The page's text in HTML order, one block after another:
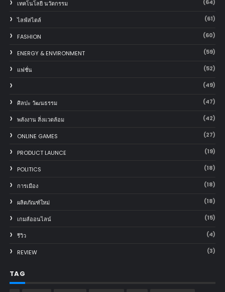
เทคโนโลยี นวัตกรรม (64)
ไลฟ์สไตล์ (61)
FASHION (60)
ENERGY & ENVIRONMENT (59)
แฟชั่น (52)
(49)
ศิลปะ วัฒนธรรม (47)
พลังงาน สิ่งแวดล้อม (42)
ONLINE GAMES (27)
PRODUCT LAUNCE (19)
POLITICS (18)
การเมือง (18)
ผลิตภัณฑ์ใหม่ (18)
เกมส์ออนไลน์ (15)
รีวิว (4)
REVIEW (3)
TAG